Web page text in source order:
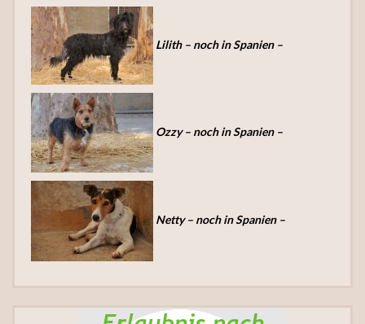
Lilith – noch in Spanien –
Ozzy – noch in Spanien –
Netty – noch in Spanien –